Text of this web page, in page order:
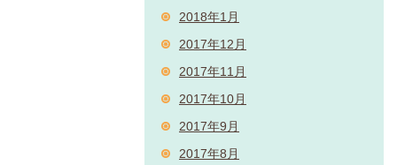
2018年1月
2017年12月
2017年11月
2017年10月
2017年9月
2017年8月